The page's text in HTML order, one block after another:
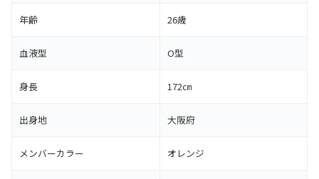
年齢 26歳
血液型 O型
身長 172㎝
出身地 大阪府
メンバーカラー オレンジ